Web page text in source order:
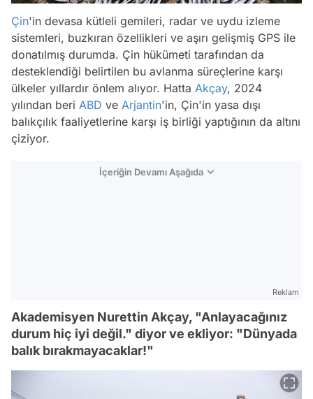
Çin'in devasa kütleli gemileri, radar ve uydu izleme
sistemleri, buzkıran özellikleri ve aşırı gelişmiş GPS ile
donatılmış durumda. Çin hükümeti tarafından da
desteklendiği belirtilen bu avlanma süreçlerine karşı
ülkeler yıllardır önlem alıyor. Hatta Akçay, 2024
yılından beri ABD ve Arjantin'in, Çin'in yasa dışı
balıkçılık faaliyetlerine karşı iş birliği yaptığının da altını
çiziyor.
İçeriğin Devamı Aşağıda
Reklam
Akademisyen Nurettin Akçay, "Anlayacağınız
durum hiç iyi değil." diyor ve ekliyor: "Dünyada
balık bırakmayacaklar!"